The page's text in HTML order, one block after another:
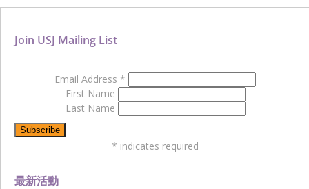
最新活動
Join USJ Mailing List
Email Address *
First Name
Last Name
* indicates required